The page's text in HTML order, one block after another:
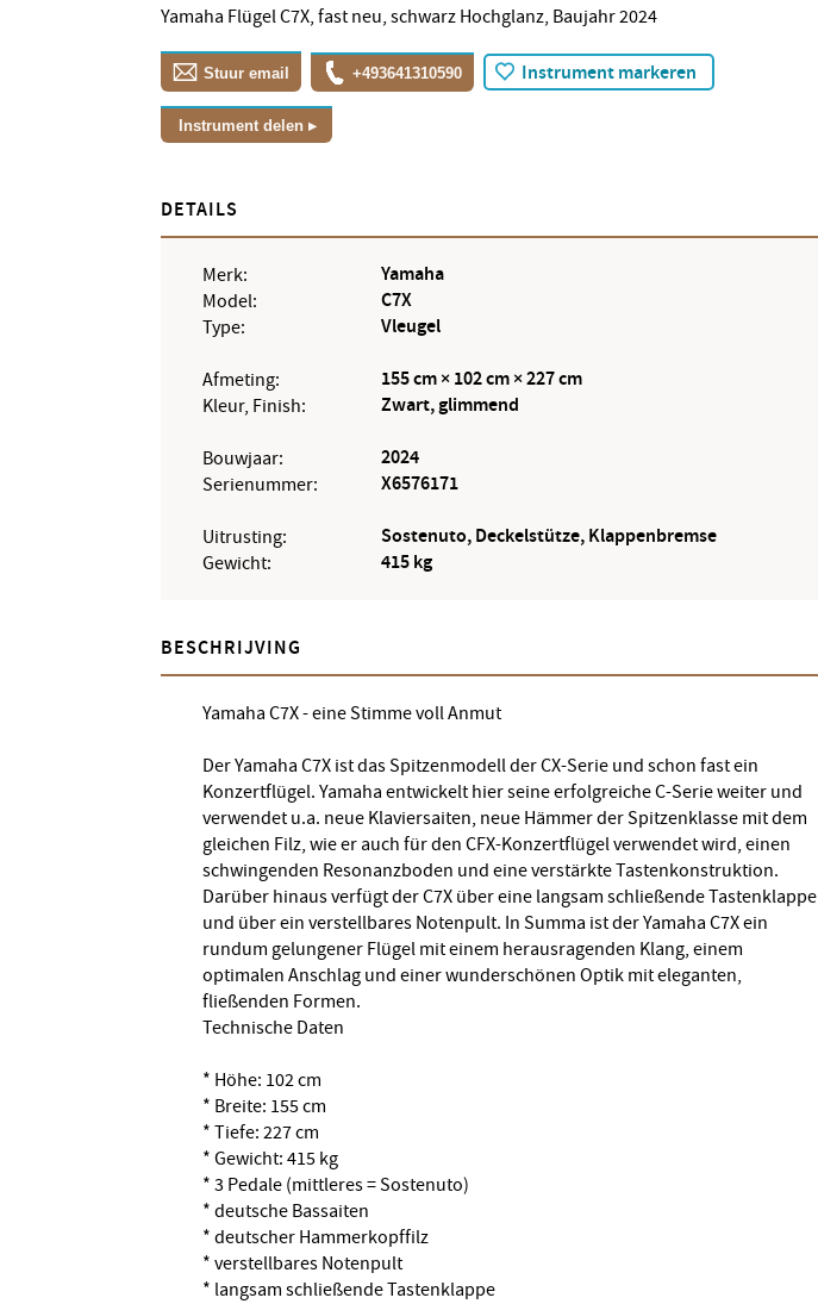
Yamaha Flügel C7X, fast neu, schwarz Hochglanz, Baujahr 2024
Stuur email +493641310590 Instrument markeren
Instrument delen
DETAILS
Merk: Yamaha
Model: C7X
Type: Vleugel
Afmeting: 155 cm × 102 cm × 227 cm
Kleur, Finish: Zwart, glimmend
Bouwjaar: 2024
Serienummer: X6576171
Uitrusting: Sostenuto, Deckelstütze, Klappenbremse
Gewicht: 415 kg
BESCHRIJVING
Yamaha C7X - eine Stimme voll Anmut
Der Yamaha C7X ist das Spitzenmodell der CX-Serie und schon fast ein
Konzertflügel. Yamaha entwickelt hier seine erfolgreiche C-Serie weiter und
verwendet u.a. neue Klaviersaiten, neue Hämmer der Spitzenklasse mit dem
gleichen Filz, wie er auch für den CFX-Konzertflügel verwendet wird, einen
schwingenden Resonanzboden und eine verstärkte Tastenkonstruktion.
Darüber hinaus verfügt der C7X über eine langsam schließende Tastenklappe
und über ein verstellbares Notenpult. In Summa ist der Yamaha C7X ein
rundum gelungener Flügel mit einem herausragenden Klang, einem
optimalen Anschlag und einer wunderschönen Optik mit eleganten,
fließenden Formen.
Technische Daten
* Höhe: 102 cm
* Breite: 155 cm
* Tiefe: 227 cm
* Gewicht: 415 kg
* 3 Pedale (mittleres = Sostenuto)
* deutsche Bassaiten
* deutscher Hammerkopffilz
* verstellbares Notenpult
* langsam schließende Tastenklappe